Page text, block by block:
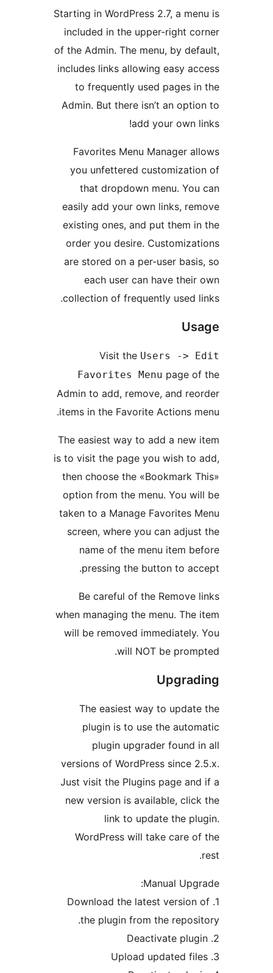
Starting in WordPress 2.7, a
included in the upper-right
of the Admin. The menu, by
includes links allowing easy
to frequently used
Admin. But there isn’t an
add your
Favorites Menu
you unfettered
that dropdown menu.
easily add your own links,
existing ones, and put
order you desire.
are stored on a per-user
each user can have
collection of frequently
Visit the
Favorites Menu
Admin to add, remove, and
items in the Favorite
The easiest way to add a
is to visit the page you wish
then choose the
option from the menu. You
taken to a Manage
screen, where you can
name of the menu
pressing the button to
Be careful of the
when managing the menu.
will be removed
will NOT be
The easiest way to
plugin is to use the
plugin upgrader
versions of WordPress
Just visit the Plugins page
new version is available,
link to update the
WordPress will take
1. Download the latest
the plugin from the